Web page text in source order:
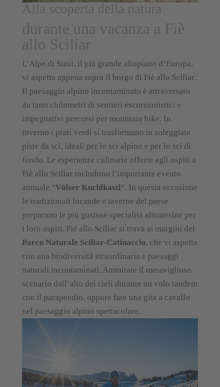
Alla scoperta della natura
durante una vacanza a Fiè
allo Sciliar
L’Alpe di Siusi, il più grande altopiano d’Europa,
vi aspetta appena sopra il borgo di Fiè allo Sciliar.
Il paesaggio alpino incontaminato è attraversato
da tanti chilometri di sentieri escursionistici e
impegnativi percorsi per mountain bike. In
inverno i prati verdi si trasformano in soleggiate
piste da sci, ideali per lo sci alpino e per lo sci di
fondo. Le esperienze culinarie offerte agli ospiti a
Fiè allo Sciliar includono l’importante evento
annuale “Völser Kuchlkastl “. In questa occasione
le tradizionali locande e taverne del paese
preparano le più gustose specialità altoatesine per
i loro ospiti. Fiè allo Sciliar si trova ai margini del
Parco Naturale Sciliar-Catinaccio, che vi aspetta
con una biodiversità straordinaria e paesaggi
naturali incontaminati. Ammirate il meraviglioso
scenario dall’alto dei cieli durante un volo tandem
con il parapendio, oppure fate una gita a cavallo
nel paesaggio alpino spettacolare.